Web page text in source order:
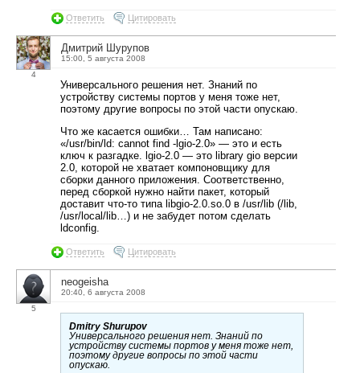
Ответить Цитировать
4
Дмитрий Шурупов
15:00, 5 августа 2008
Универсального решения нет. Знаний по
устройству системы портов у меня тоже нет,
поэтому другие вопросы по этой части опускаю.
Что же касается ошибки… Там написано:
«/usr/bin/ld: cannot find -lgio-2.0» — это и есть
ключ к разгадке. lgio-2.0 — это library gio версии
2.0, которой не хватает компоновщику для
сборки данного приложения. Соответственно,
перед сборкой нужно найти пакет, который
доставит что-то типа libgio-2.0.so.0 в /usr/lib (/lib,
/usr/local/lib…) и не забудет потом сделать
ldconfig.
Ответить Цитировать
5
neogeisha
20:40, 6 августа 2008
Dmitry Shurupov
Универсального решения нет. Знаний по
устройству системы портов у меня тоже нет,
поэтому другие вопросы по этой части
опускаю.